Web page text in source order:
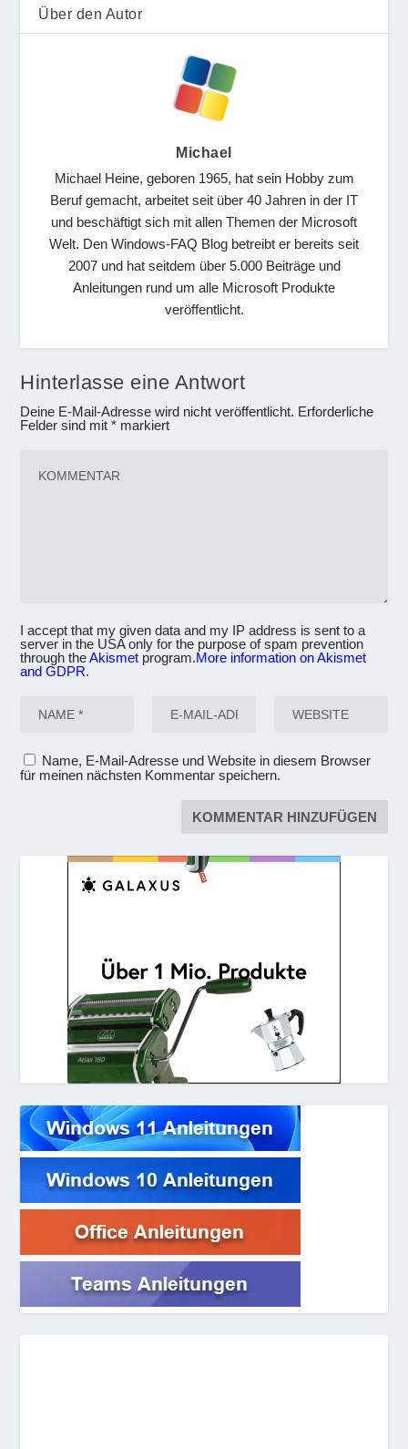
Über den Autor
Michael
Michael Heine, geboren 1965, hat sein Hobby zum
Beruf gemacht, arbeitet seit über 40 Jahren in der IT
und beschäftigt sich mit allen Themen der Microsoft
Welt. Den Windows-FAQ Blog betreibt er bereits seit
2007 und hat seitdem über 5.000 Beiträge und
Anleitungen rund um alle Microsoft Produkte
veröffentlicht.
Hinterlasse eine Antwort
Deine E-Mail-Adresse wird nicht veröffentlicht. Erforderliche
Felder sind mit* markiert
I accept that my given data and my IP address is sent to a
server in the USA only for the purpose of spam prevention
through theAkismet program.More information on Akismet
and GDPR.
Name, E-Mail-Adresse und Website in diesem Browser
für meinen nächsten Kommentar speichern.